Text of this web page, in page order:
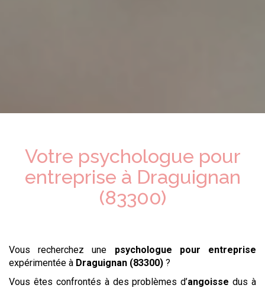
Votre psychologue pour
entreprise à Draguignan
(83300)
Vous recherchez une psychologue
pour entreprise
expérimentée à Draguignan (83300) ?
Vous êtes confrontés à des problèmes d’angoisse dus à